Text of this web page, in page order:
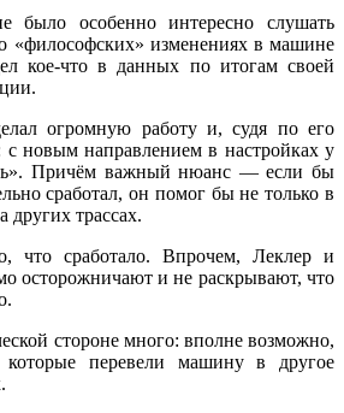
было особенно интересно слушать
«философских» изменениях в машине
кое-что в данных по итогам своей
огромную работу и, судя по его
с новым направлением в настройках у
Причём важный нюанс — если бы
сработал, он помог бы не только в
других трассах.
что сработало. Впрочем, Леклер и
осторожничают и не раскрывают, что
стороне много: вполне возможно,
перевели машину в другое